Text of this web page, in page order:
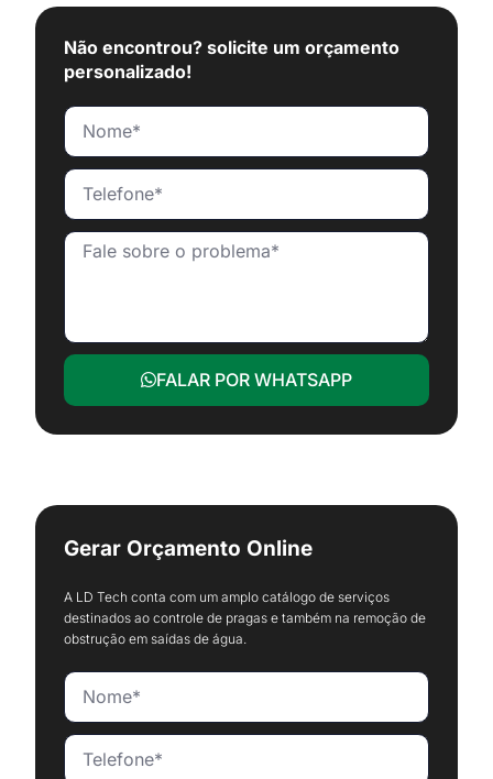
Não encontrou? solicite um orçamento
personalizado!
FALAR POR WHATSAPP
Gerar Orçamento Online
A LD Tech conta com um amplo catálogo de serviços
destinados ao controle de pragas e também na remoção de
obstrução em saídas de água.